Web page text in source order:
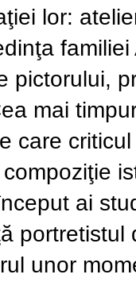
lor:
pictorului,
mai
care
ai
unor